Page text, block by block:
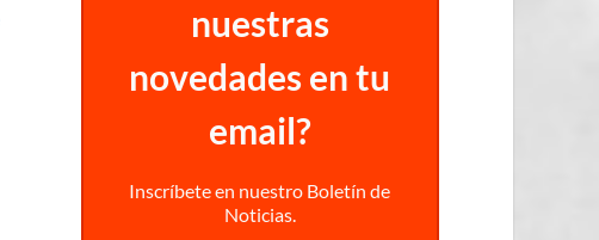
nuestras
novedades en tu
email?
Inscríbete en nuestro Boletín de
Noticias.